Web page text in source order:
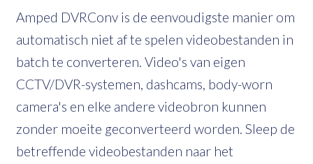
Amped DVRConv is de eenvoudigste manier om
automatisch niet af te spelen videobestanden in
batch te converteren. Video's van eigen
CCTV/DVR-systemen, dashcams, body-worn
camera's en elke andere videobron kunnen
zonder moeite geconverteerd worden. Sleep de
betreffende videobestanden naar het